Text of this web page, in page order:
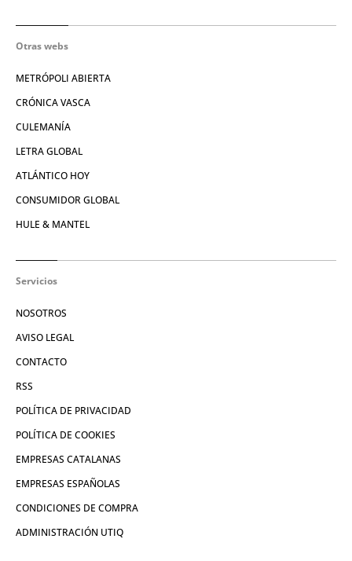
Otras webs
METRÓPOLI ABIERTA
CRÓNICA VASCA
CULEMANÍA
LETRA GLOBAL
ATLÁNTICO HOY
CONSUMIDOR GLOBAL
HULE & MANTEL
Servicios
NOSOTROS
AVISO LEGAL
CONTACTO
RSS
POLÍTICA DE PRIVACIDAD
POLÍTICA DE COOKIES
EMPRESAS CATALANAS
EMPRESAS ESPAÑOLAS
CONDICIONES DE COMPRA
ADMINISTRACIÓN UTIQ